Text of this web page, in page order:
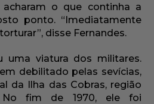
o que continha a
ponto. “Imediatamente
disse Fernandes.
uma viatura dos militares.
debilitado pelas sevícias,
da Ilha das Cobras, região
No fim de 1970, ele foi